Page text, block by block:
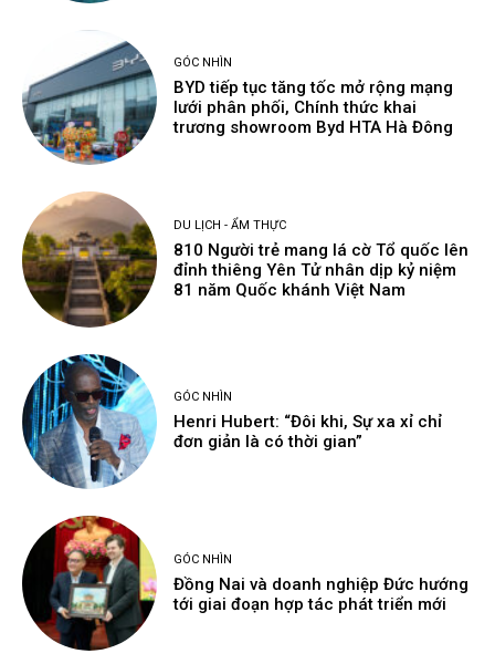
GÓC NHÌN
BYD tiếp tục tăng tốc mở rộng mạng
lưới phân phối, Chính thức khai
trương showroom Byd HTA Hà Đông
DU LỊCH - ẨM THỰC
810 Người trẻ mang lá cờ Tổ quốc lên
đỉnh thiêng Yên Tử nhân dịp kỷ niệm
81 năm Quốc khánh Việt Nam
GÓC NHÌN
Henri Hubert: “Đôi khi, Sự xa xỉ chỉ
đơn giản là có thời gian”
GÓC NHÌN
Đồng Nai và doanh nghiệp Đức hướng
tới giai đoạn hợp tác phát triển mới